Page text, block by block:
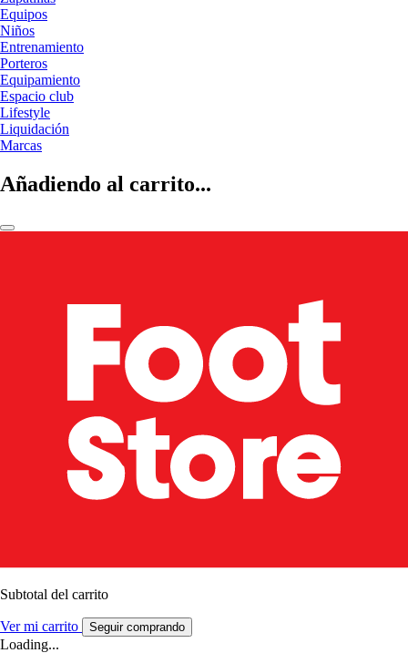
Equipos
Niños
Entrenamiento
Porteros
Equipamiento
Espacio club
Lifestyle
Liquidación
Marcas
Añadiendo al carrito...
Subtotal del carrito
Ver mi carrito Seguir comprando
Loading...